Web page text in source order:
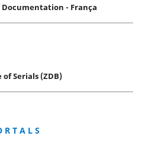
- França
Serials (ZDB)
R T A L S